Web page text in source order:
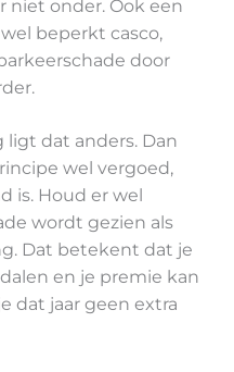
niet onder. Ook een
beperkt casco,
door
ligt dat anders. Dan
wel vergoed,
is. Houd er wel
wordt gezien als
Dat betekent dat je
en je premie kan
dat jaar geen extra